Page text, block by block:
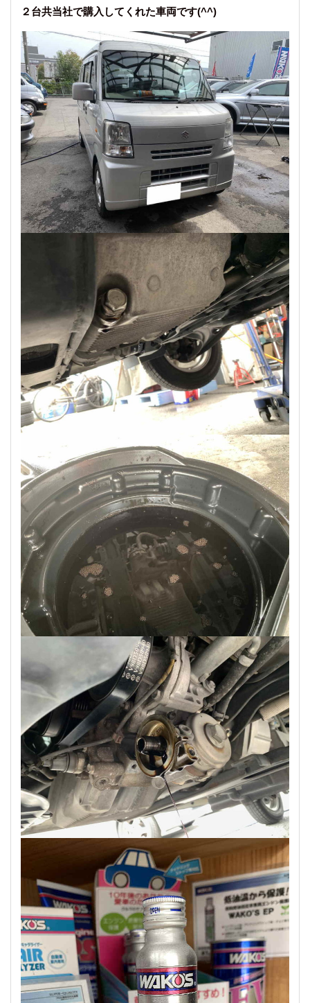
２台共当社で購入してくれた車両です(^^)